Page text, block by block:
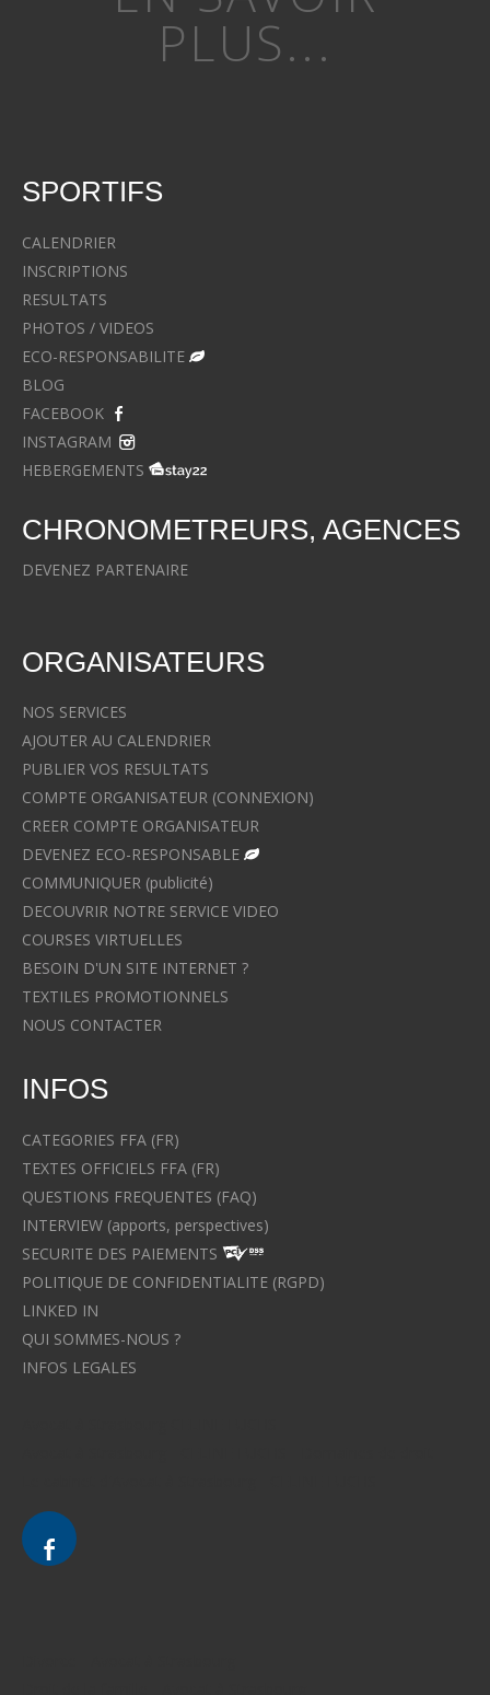
PLUS...
SPORTIFS
CALENDRIER
INSCRIPTIONS
RESULTATS
PHOTOS / VIDEOS
ECO-RESPONSABILITE
BLOG
FACEBOOK
INSTAGRAM
HEBERGEMENTS
CHRONOMETREURS, AGENCES
DEVENEZ PARTENAIRE
ORGANISATEURS
NOS SERVICES
AJOUTER AU CALENDRIER
PUBLIER VOS RESULTATS
COMPTE ORGANISATEUR (CONNEXION)
CREER COMPTE ORGANISATEUR
DEVENEZ ECO-RESPONSABLE
COMMUNIQUER (publicité)
DECOUVRIR NOTRE SERVICE VIDEO
COURSES VIRTUELLES
BESOIN D'UN SITE INTERNET ?
TEXTILES PROMOTIONNELS
NOUS CONTACTER
INFOS
CATEGORIES FFA (FR)
TEXTES OFFICIELS FFA (FR)
QUESTIONS FREQUENTES (FAQ)
INTERVIEW (apports, perspectives)
SECURITE DES PAIEMENTS
POLITIQUE DE CONFIDENTIALITE (RGPD)
LINKED IN
QUI SOMMES-NOUS ?
INFOS LEGALES